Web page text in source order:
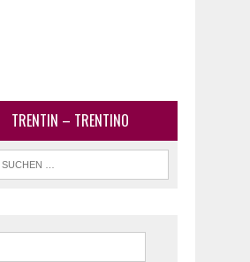
TRENTIN – TRENTINO